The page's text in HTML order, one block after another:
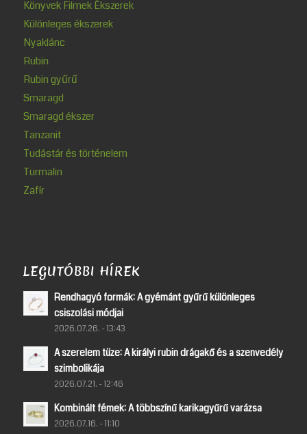
Könyvek Filmek Ékszerek
Különleges ékszerek
Nyaklánc
Rubin
Rubin gyűrű
Smaragd
Smaragd ékszer
Tanzanit
Tudástár és történelem
Turmalin
Zafír
LEGUTÓBBI HÍREK
Rendhagyó formák: A gyémánt gyűrű különleges
csiszolási módjai
2026.07.26. - 13:43
A szerelem tüze: A királyi rubin drágakő és a szenvedély
szimbolikája
2026.07.21. - 12:46
Kombinált fémek: A többszínű karikagyűrű varázsa
2026.07.16. - 11:10